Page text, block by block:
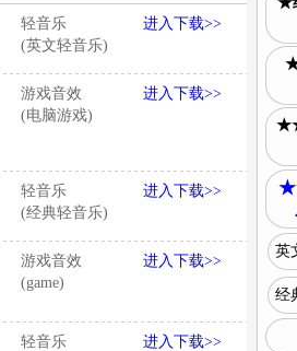
轻音乐
(英文轻音乐)
进入下载>>
游戏音效
(电脑游戏)
进入下载>>
轻音乐
(经典轻音乐)
进入下载>>
游戏音效
(game)
进入下载>>
轻音乐
进入下载>>
★
英
经